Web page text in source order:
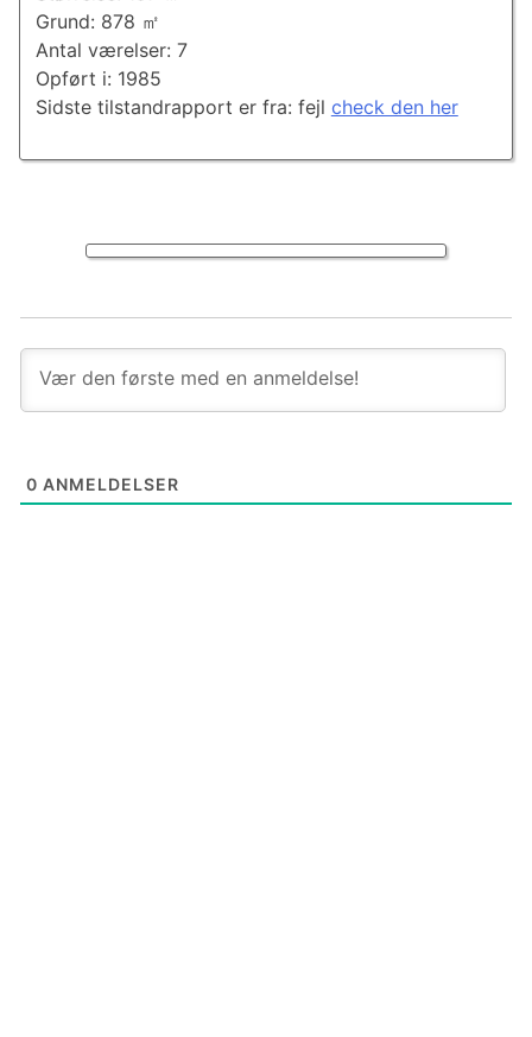
0 ANMELDELSER
Grund: 878 ㎡
Antal værelser: 7
Opført i: 1985
Sidste tilstandrapport er fra: fejl check den her